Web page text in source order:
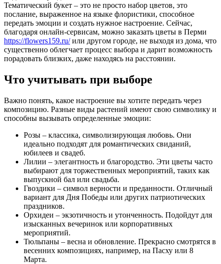
Тематический букет – это не просто набор цветов, это
послание, выраженное на языке флористики, способное
передать эмоции и создать нужное настроение. Сейчас,
благодаря онлайн-сервисам, можно заказать цветы в Перми
https://flowers159.ru/или другом городе, не выходя из дома, что
существенно облегчает процесс выбора и дарит возможность
порадовать близких, даже находясь на расстоянии.
Что учитывать при выборе
Важно понять, какое настроение вы хотите передать через
композицию. Разные виды растений имеют свою символику и
способны вызывать определенные эмоции:
Розы – классика, символизирующая любовь. Они
идеально подходят для романтических свиданий,
юбилеев и свадеб.
Лилии – элегантность и благородство. Эти цветы часто
выбирают для торжественных мероприятий, таких как
выпускной бал или свадьба.
Гвоздики – символ верности и преданности. Отличный
вариант для Дня Победы или других патриотических
праздников.
Орхидеи – экзотичность и утонченность. Подойдут для
изысканных вечеринок или корпоративных
мероприятий.
Тюльпаны – весна и обновление. Прекрасно смотрятся в
весенних композициях, например, на Пасху или 8
Марта.